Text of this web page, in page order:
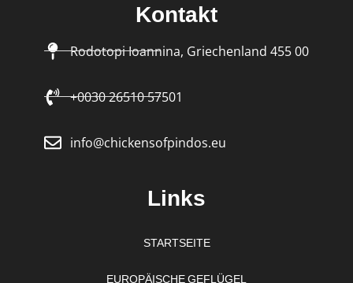
Kontakt
Rodotopi Ioannina, Griechenland 455 00
+0030 26510 57501
info@chickensofpindos.eu
Links
STARTSEITE
EUROPÄISCHE GEFLÜGEL